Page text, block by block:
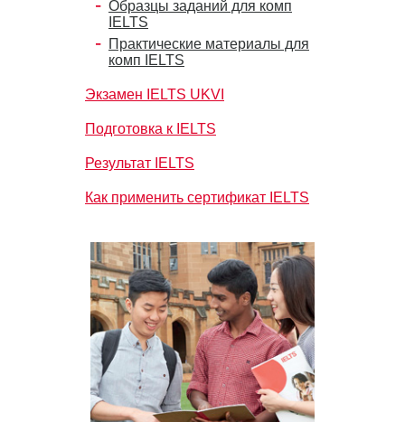
Образцы заданий для комп
IELTS
Практические материалы для
комп IELTS
Экзамен IELTS UKVI
Подготовка к IELTS
Результат IELTS
Как применить сертификат IELTS